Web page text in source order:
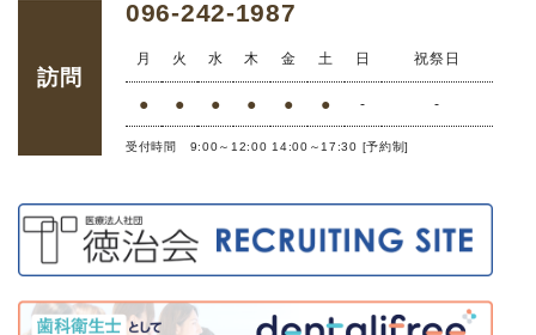
訪問
096-242-1987
月 火 水 木 金 土 日 祝祭日
● ● ● ● ● ● - -
受付時間 9:00～12:00 14:00～17:30 [予約制]